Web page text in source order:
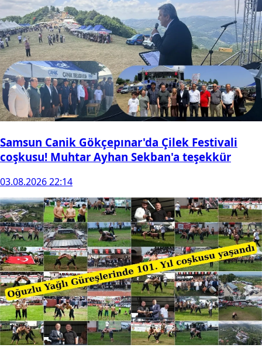
Samsun Canik Gökçepınar'da Çilek Festivali
coşkusu! Muhtar Ayhan Sekban'a teşekkür
03.08.2026 22:14